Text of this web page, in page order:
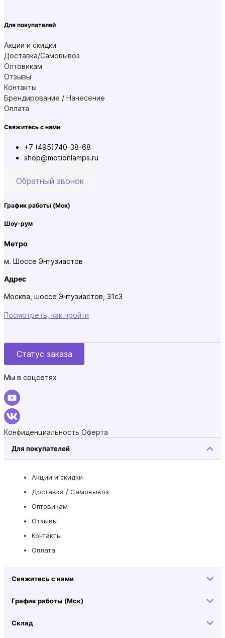
Для покупателей
Акции и скидки
Доставка/Самовывоз
Оптовикам
Отзывы
Контакты
Брендирование / Нанесение
Оплата
Свяжитесь с нами
+7 (495)740-38-68
shop@motionlamps.ru
Обратный звонок
График работы (Мск)
Шоу-рум
Метро
м. Шоссе Энтузиастов
Адрес
Москва, шоссе Энтузиастов, 31с3
Посмотреть, как пройти
Статус заказа
Мы в соцсетях
Конфиденциальность Оферта
Для покупателей
Акции и скидки
Доставка / Самовывоз
Оптовикам
Отзывы
Контакты
Оплата
Свяжитесь с нами
График работы (Мск)
Склад